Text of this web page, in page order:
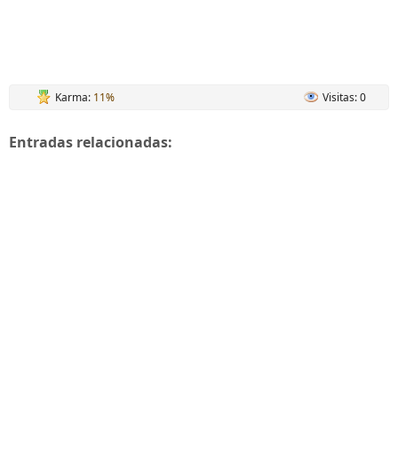
Karma: 11% Visitas: 0
Entradas relacionadas: